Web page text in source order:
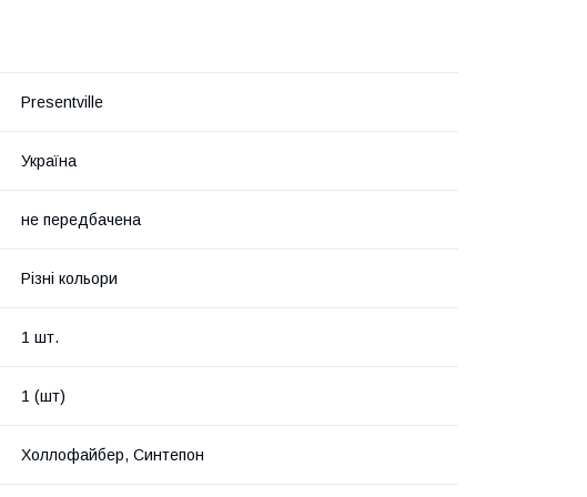
Presentville
Україна
не передбачена
Різні кольори
1 шт.
1 (шт)
Холлофайбер, Синтепон